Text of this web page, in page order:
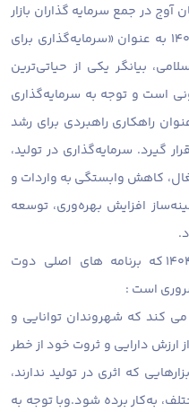
در جمع سرمایه گذاران بازار
آهن کاوه اشارکرد نام‌گذاری سال ۱۴۰۴ به عنوان «سرمایه‌گذاری برای
بیانگر یکی از حیاتی‌ترین
است و توجه به سرمایه‌گذاری
راهکاری راهبردی برای رشد
گیرد. سرمایه‌گذاری در تولید،
کاهش وابستگی به واردات و
افزایش بهره‌وری، توسعه
وی افزود: در اجرای شعار سال۱۴۰۴ که برنامه های اصلی دوت
است :
می کند که شهروندان توانایی و
ارزش دارایی و ثروت خود از خطر
که اثری در تولید ندارند،
به‌کار برده شود.وبا توجه به